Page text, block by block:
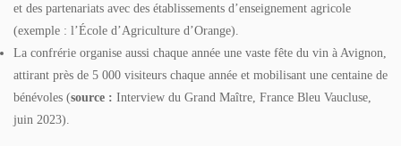
et des partenariats avec des établissements d’enseignement agricole
(exemple : l’École d’Agriculture d’Orange).
La confrérie organise aussi chaque année une vaste fête du vin à Avignon,
attirant près de 5 000 visiteurs chaque année et mobilisant une centaine de
bénévoles (source : Interview du Grand Maître, France Bleu Vaucluse,
juin 2023).